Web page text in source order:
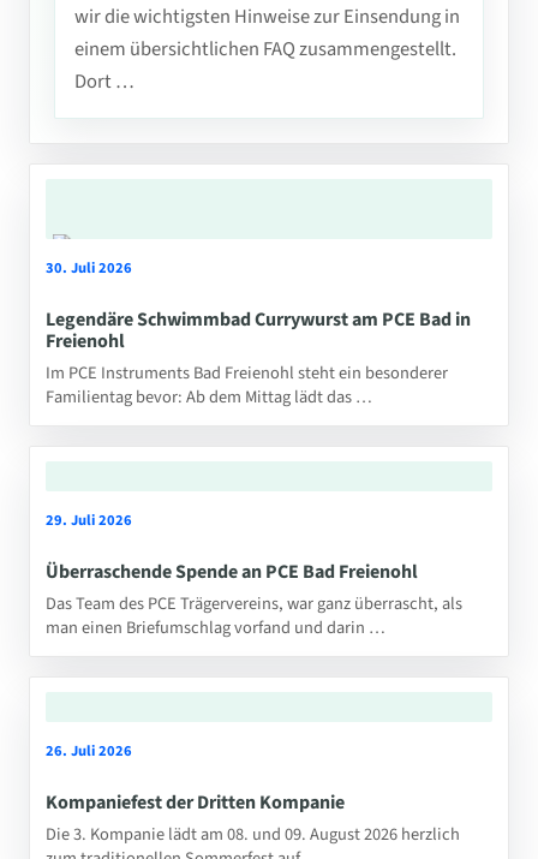
wir die wichtigsten Hinweise zur Einsendung in
einem übersichtlichen FAQ zusammengestellt.
Dort …
30. Juli 2026
Legendäre Schwimmbad Currywurst am PCE Bad in
Freienohl
Im PCE Instruments Bad Freienohl steht ein besonderer
Familientag bevor: Ab dem Mittag lädt das …
29. Juli 2026
Überraschende Spende an PCE Bad Freienohl
Das Team des PCE Trägervereins, war ganz überrascht, als
man einen Briefumschlag vorfand und darin …
26. Juli 2026
Kompaniefest der Dritten Kompanie
Die 3. Kompanie lädt am 08. und 09. August 2026 herzlich